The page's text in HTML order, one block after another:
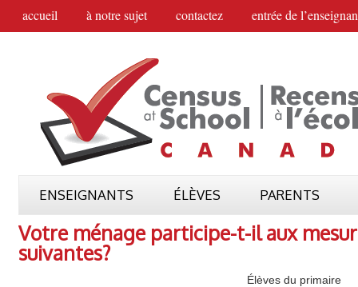
accueil à notre sujet contactez entrée de
ENSEIGNANTS ÉLÈVES PARENTS
Votre ménage participe-t-il aux
suivantes?
Élèves du primaire